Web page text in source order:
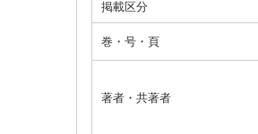
掲載区分
巻・号・頁
著者・共著者